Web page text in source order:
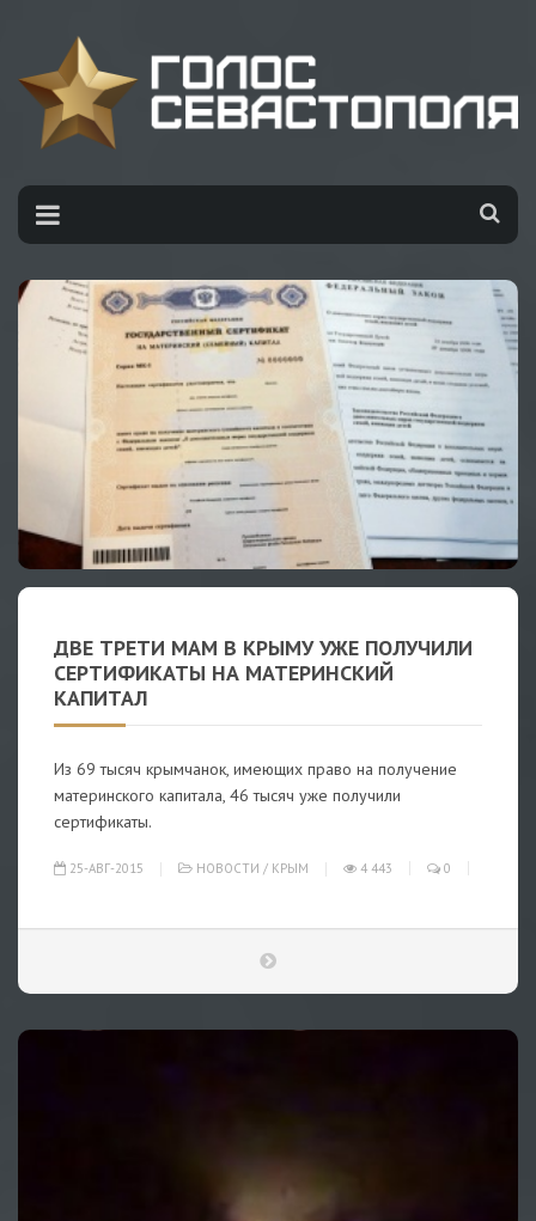
ДВЕ ТРЕТИ МАМ В КРЫМУ УЖЕ ПОЛУЧИЛИ
СЕРТИФИКАТЫ НА МАТЕРИНСКИЙ
КАПИТАЛ
Из 69 тысяч крымчанок, имеющих право на получение
материнского капитала, 46 тысяч уже получили
сертификаты.
25-АВГ-2015 НОВОСТИ / КРЫМ 4 443 0